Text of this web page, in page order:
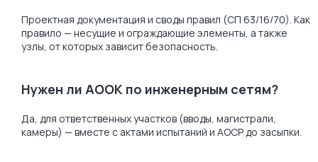
Проектная документация и своды правил (СП 63/16/70). Как
правило — несущие и ограждающие элементы, а также
узлы, от которых зависит безопасность.
Нужен ли АООК по инженерным сетям?
Да, для ответственных участков (вводы, магистрали,
камеры) — вместе с актами испытаний и АОСР до засыпки.